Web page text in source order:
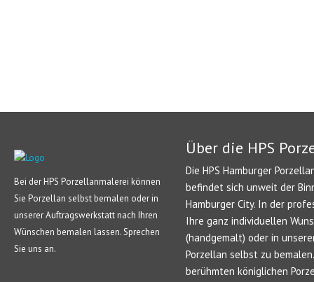
Bei der HPS Porzellanmalerei können
Sie Porzellan selbst bemalen oder in
unserer Auftragswerkstatt nach Ihren
Wünschen bemalen lassen. Sprechen
Sie uns an.
Über die HPS
Die HPS Hamburger
befindet sich unweit der
Hamburger City. In der
Ihre ganz individuellen
(handgemalt) oder in
Porzellan selbst zu
berühmten königlichen